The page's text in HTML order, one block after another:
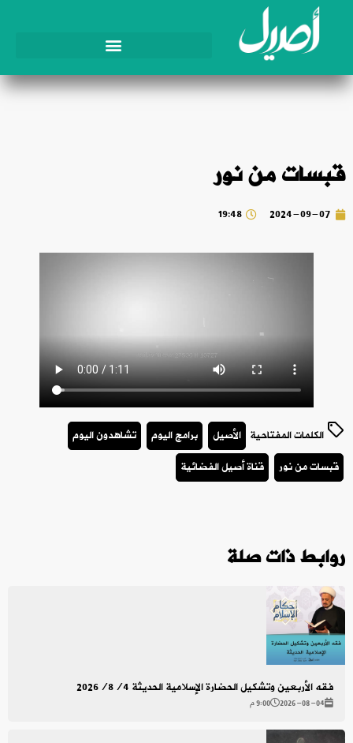
قبسات من نور
2024-09-07
19:48
الكلمات المفتاحية الأصيل برامج اليوم
تشاهدون اليوم
قبسات من نور
قناة أصيل الفضائية
روابط ذات صلة
فقه الأربعين وتشكيل الحضارة الإسلامية الحديثة 2026/8/4
2026-08-04 9:00 م